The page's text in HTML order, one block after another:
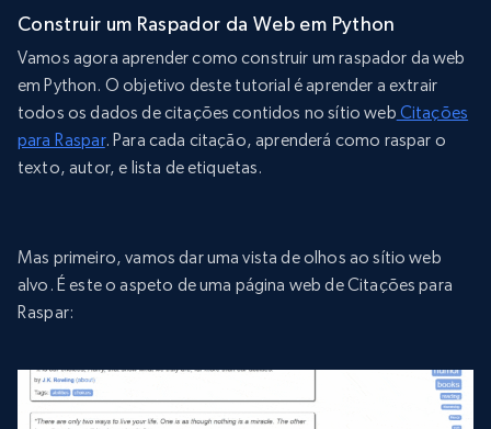
Construir um Raspador da Web em Python
Vamos agora aprender como construir um raspador da web
em Python. O objetivo deste tutorial é aprender a extrair
todos os dados de citações contidos no sítio web Citações
para Raspar. Para cada citação, aprenderá como raspar o
texto, autor, e lista de etiquetas.
Mas primeiro, vamos dar uma vista de olhos ao sítio web
alvo. É este o aspeto de uma página web de Citações para
Raspar: